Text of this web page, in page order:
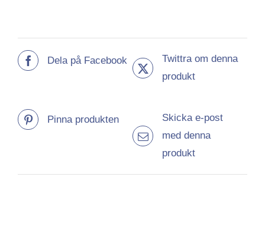
Dela på Facebook
Twittra om denna
produkt
Pinna produkten
Skicka e-post
med denna
produkt